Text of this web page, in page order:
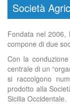
Società
Fondata nel 2006,
compone di due
Con la
centrale di un
si raccolgono
prodotto alla
Sicilia Occidentale.